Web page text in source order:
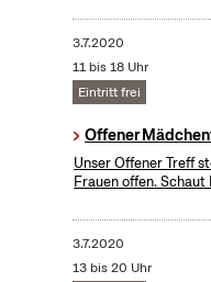
3.7.2020
11 bis 18 Uhr
Eintritt frei
Offener
Unser Offener Treff
Frauen offen. Schaut
3.7.2020
13 bis 20 Uhr